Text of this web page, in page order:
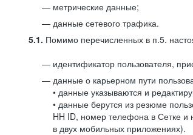
метрические данные;
данные сетевого трафика.
5.1. Помимо перечисленных в п.5.
идентификатор пользователя,
данные о карьерном пути
• данные указываются и
• данные берутся из резюме
HH ID, номер телефона в Сетке и
в двух мобильных приложениях).